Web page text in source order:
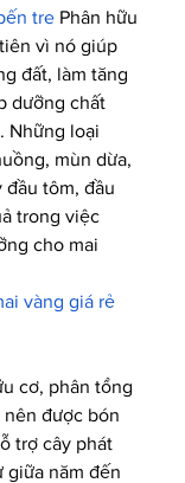
tre Phân hữu
vì nó giúp
đất, làm tăng
dưỡng chất
Những loại
mùn dừa,
đầu tôm, đầu
trong việc
cho mai
vàng giá rẻ
cơ, phân tổng
nên được bón
trợ cây phát
giữa năm đến